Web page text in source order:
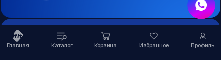
Главная Каталог Корзина Избранное Профиль
Дополнительно